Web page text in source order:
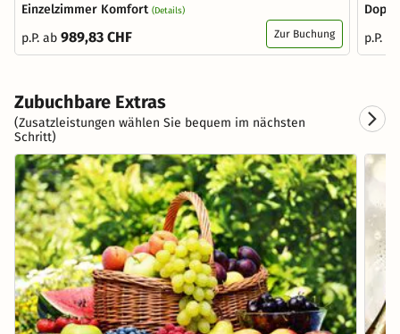
Einzelzimmer Komfort (Details)
p.P. ab 989,83 CHF Zur Buchung
p.P.
Zubuchbare Extras
(Zusatzleistungen wählen Sie bequem im nächsten
Schritt)